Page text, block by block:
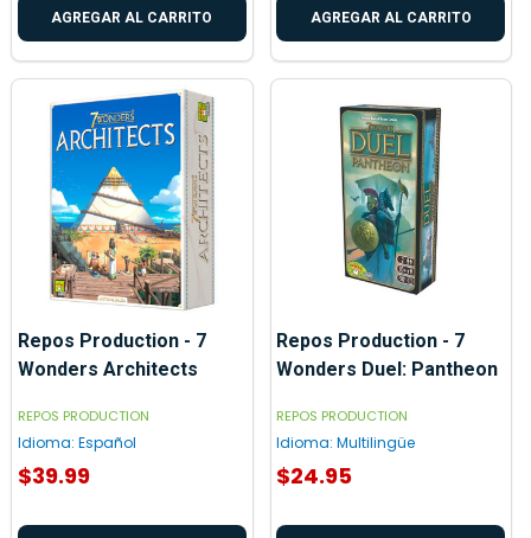
AGREGAR AL CARRITO AGREGAR AL CARRITO
Repos Production - 7
Wonders Architects
REPOS PRODUCTION
Idioma: Español
$39.99
Repos Production - 7
Wonders Duel: Pantheon
REPOS PRODUCTION
Idioma: Multilingüe
$24.95